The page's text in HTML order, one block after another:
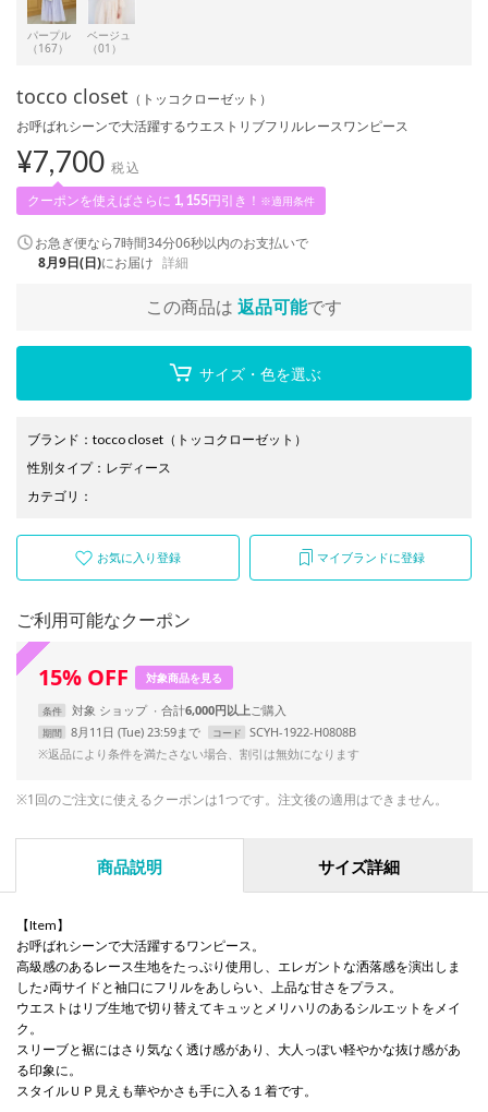
パープル
（167）
ベージュ
（01）
tocco closet （トッコクローゼット）
お呼ばれシーンで大活躍するウエストリブフリルレースワンピース
¥7,700 税込
クーポンを使えばさらに 1,155円引き！ ※適用条件
お急ぎ便なら7時間34分05秒以内のお支払いで
8月9日(日)にお届け 詳細
この商品は 返品可能です
サイズ・色を選ぶ
ブランド ： tocco closet （トッコクローゼット）
性別タイプ： レディース
カテゴリ ：
お気に入り登録 マイブランドに登録
ご利用可能なクーポン
15% OFF 対象商品を見る
条件 対象 ショップ 合計6,000円以上
期間 8月11日 (Tue) 23:59まで コード
SCYH-1922-H0808B
※返品により条件を満たさない場合、割引は無効になります
※1回のご注文に使えるクーポンは1つです。注文後の適用はできません。
商品説明 サイズ詳細
【Item】
お呼ばれシーンで大活躍するワンピース。
高級感のあるレース生地をたっぷり使用し、エレガントな洒落感を演出しま
した♪両サイドと袖口にフリルをあしらい、上品な甘さをプラス。
ウエストはリブ生地で切り替えてキュッとメリハリのあるシルエットをメイ
ク。
スリーブと裾にはさり気なく透け感があり、大人っぽい軽やかな抜け感があ
る印象に。
スタイルＵＰ見えも華やかさも手に入る１着です。